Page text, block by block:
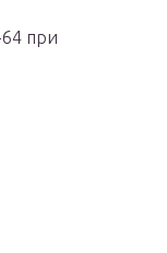
при